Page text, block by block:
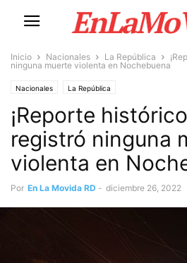
Inicio Nacionales La República
ninguna muerte violenta en Nochebuena
Nacionales La República
¡Reporte
registró ninguna
violenta en
Por En La Movida RD - diciembre 26, 2022